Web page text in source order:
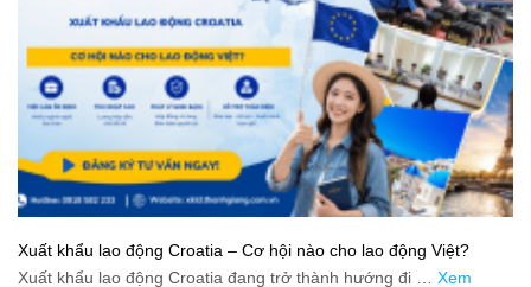
Xuất khẩu lao động Croatia – Cơ hội nào cho lao động Việt?
Xuất khẩu lao động Croatia đang trở thành hướng đi … Xem